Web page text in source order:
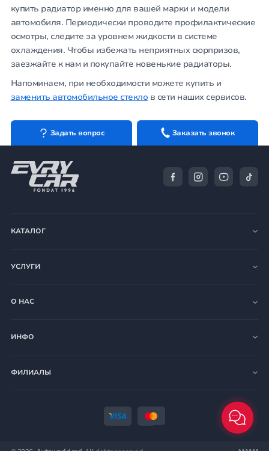
купить радиатор именно для вашей марки и модели
автомобиля. Периодически проводите профилактические
осмотры, следите за уровнем жидкости в системе
охлаждения. Чтобы избежать неприятных сюрпризов,
заезжайте к нам и покупайте новенькие радиаторы.
Напоминаем, при необходимости можете купить и
заменить автомобильное стекло в сети наших сервисов.
Задать вопрос Заказать звонок
КАТАЛОГ
УСЛУГИ
О НАС
ИНФО
ФИЛИАЛЫ